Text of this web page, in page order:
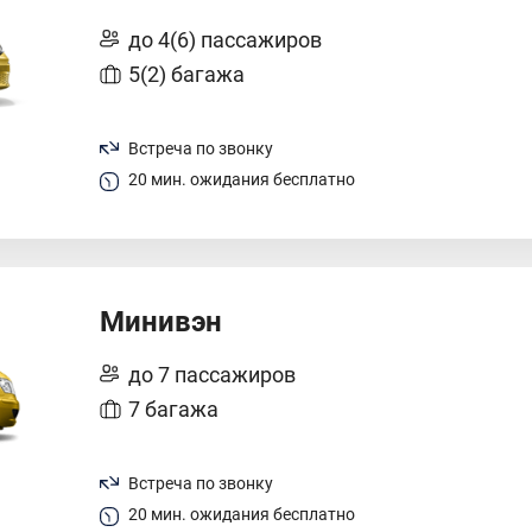
до 4(6) пассажиров
5(2) багажа
Встреча по звонку
20 мин. ожидания бесплатно
Минивэн
до 7 пассажиров
7 багажа
Встреча по звонку
20 мин. ожидания бесплатно